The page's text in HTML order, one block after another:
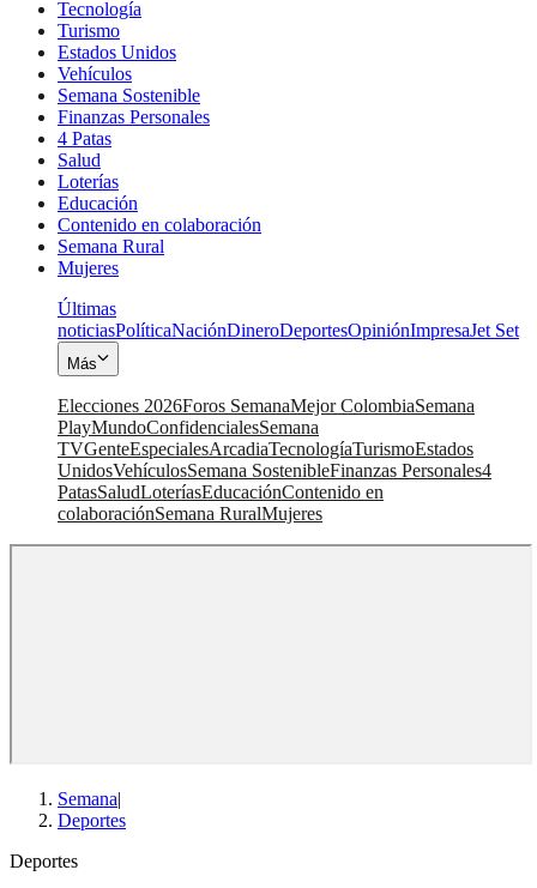
Tecnología
Turismo
Estados Unidos
Vehículos
Semana Sostenible
Finanzas Personales
4 Patas
Salud
Loterías
Educación
Contenido en colaboración
Semana Rural
Mujeres
Últimas
noticiasPolíticaNaciónDineroDeportesOpiniónImpresaJet Set
Más
Elecciones 2026Foros SemanaMejor ColombiaSemana
PlayMundoConfidencialesSemana
TVGenteEspecialesArcadiaTecnologíaTurismoEstados
UnidosVehículosSemana SostenibleFinanzas Personales4
PatasSaludLoteríasEducaciónContenido en
colaboraciónSemana RuralMujeres
Semana|
Deportes
Deportes